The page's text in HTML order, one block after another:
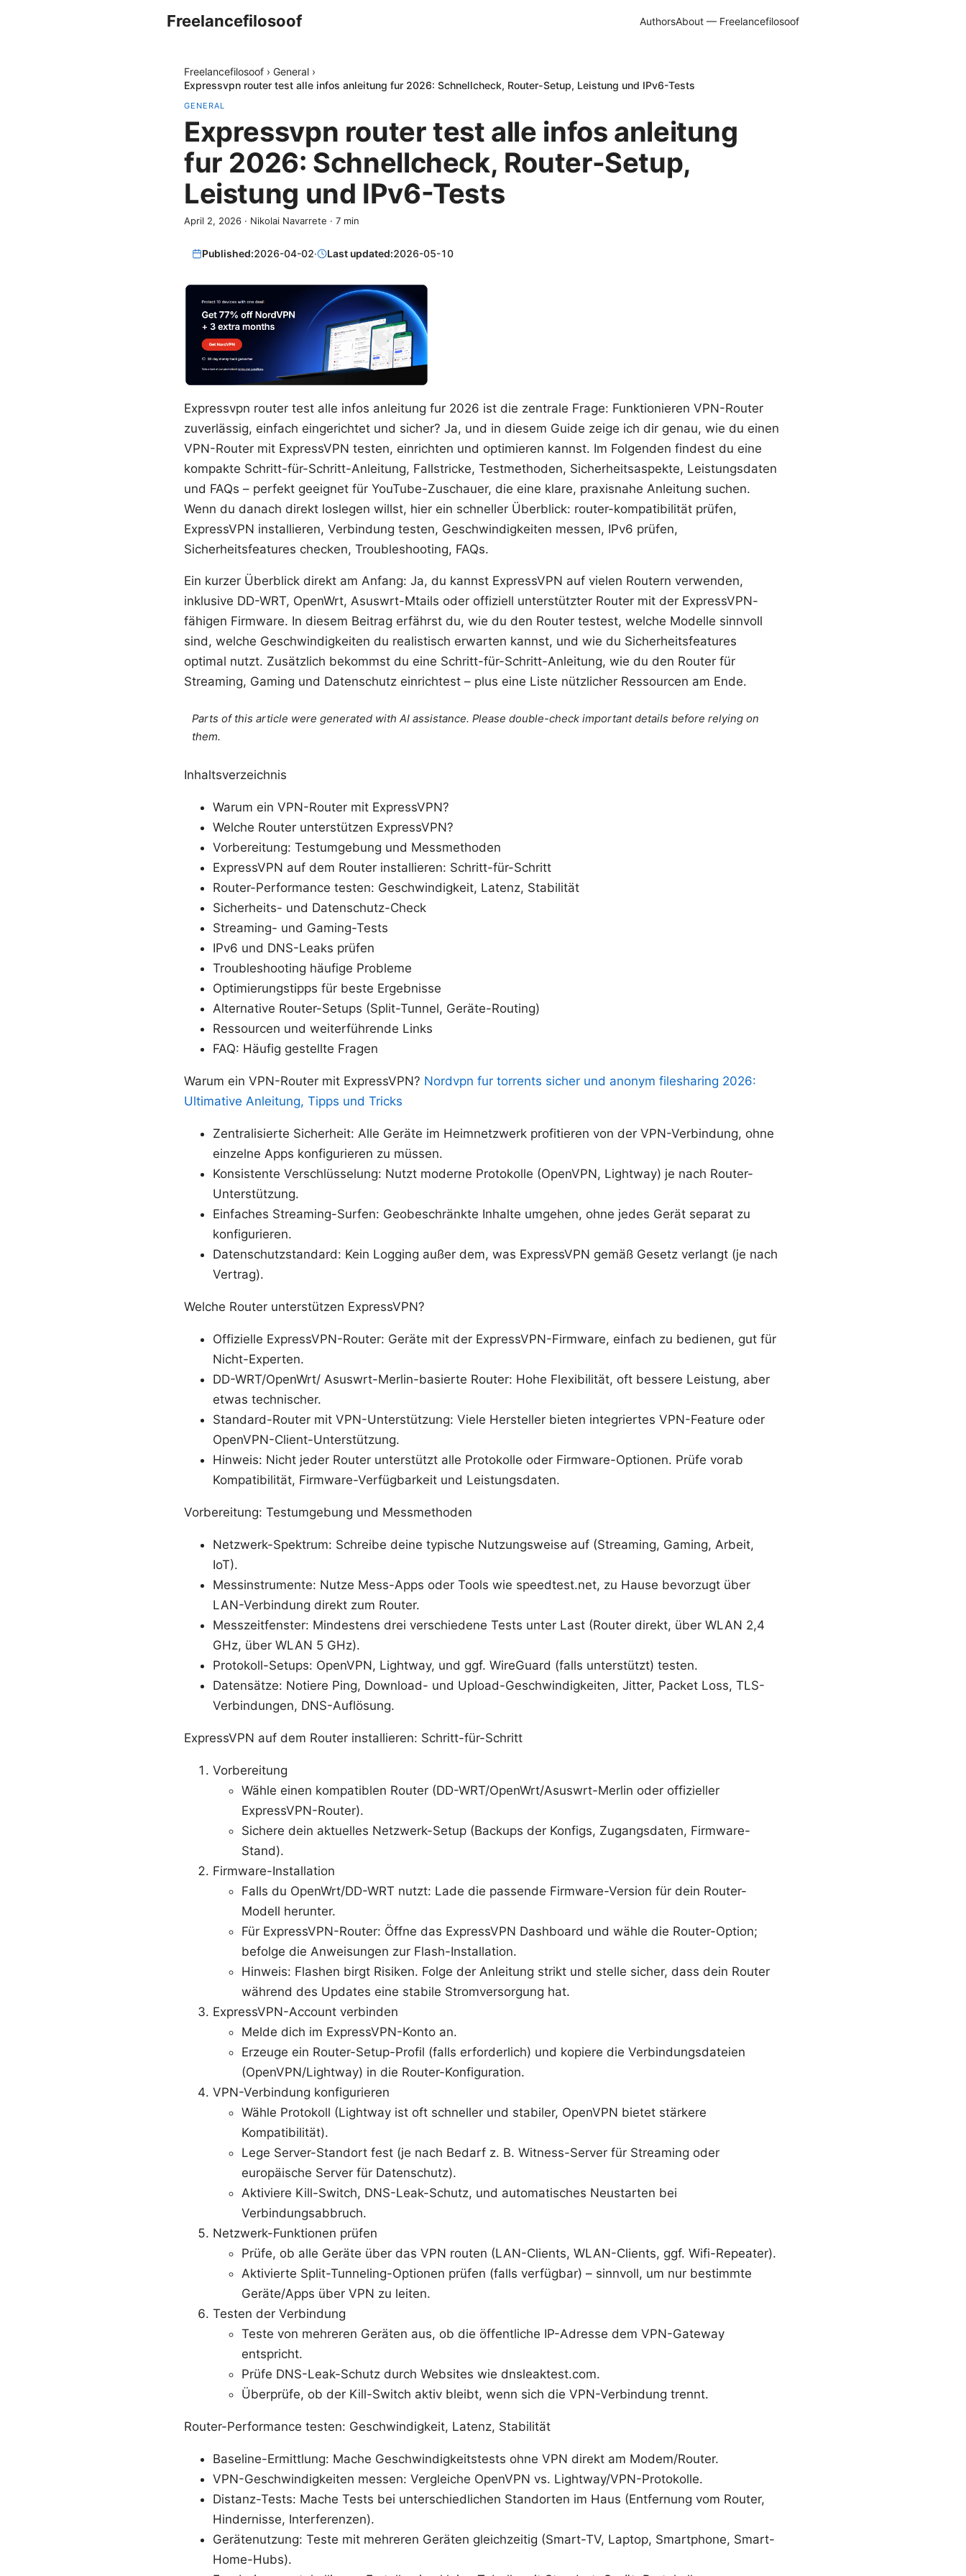
Freelancefilosoof AuthorsAbout — Freelancefilosoof
Freelancefilosoof › General ›
Expressvpn router test alle infos anleitung fur 2026: Schnellcheck, Router-Setup, Leistung und IPv6-Tests
GENERAL
Expressvpn router test alle infos anleitung
fur 2026: Schnellcheck, Router-Setup,
Leistung und IPv6-Tests
April 2, 2026 · Nikolai Navarrete · 7 min
Published:2026-04-02· Last updated:2026-05-10
Expressvpn router test alle infos anleitung fur 2026 ist die zentrale Frage: Funktionieren VPN-Router
zuverlässig, einfach eingerichtet und sicher? Ja, und in diesem Guide zeige ich dir genau, wie du einen
VPN-Router mit ExpressVPN testen, einrichten und optimieren kannst. Im Folgenden findest du eine
kompakte Schritt-für-Schritt-Anleitung, Fallstricke, Testmethoden, Sicherheitsaspekte, Leistungsdaten
und FAQs – perfekt geeignet für YouTube-Zuschauer, die eine klare, praxisnahe Anleitung suchen.
Wenn du danach direkt loslegen willst, hier ein schneller Überblick: router-kompatibilität prüfen,
ExpressVPN installieren, Verbindung testen, Geschwindigkeiten messen, IPv6 prüfen,
Sicherheitsfeatures checken, Troubleshooting, FAQs.
Ein kurzer Überblick direkt am Anfang: Ja, du kannst ExpressVPN auf vielen Routern verwenden,
inklusive DD-WRT, OpenWrt, Asuswrt-Mtails oder offiziell unterstützter Router mit der ExpressVPN-
fähigen Firmware. In diesem Beitrag erfährst du, wie du den Router testest, welche Modelle sinnvoll
sind, welche Geschwindigkeiten du realistisch erwarten kannst, und wie du Sicherheitsfeatures
optimal nutzt. Zusätzlich bekommst du eine Schritt-für-Schritt-Anleitung, wie du den Router für
Streaming, Gaming und Datenschutz einrichtest – plus eine Liste nützlicher Ressourcen am Ende.
Parts of this article were generated with AI assistance. Please double-check important details before relying on
them.
Inhaltsverzeichnis
Warum ein VPN-Router mit ExpressVPN?
Welche Router unterstützen ExpressVPN?
Vorbereitung: Testumgebung und Messmethoden
ExpressVPN auf dem Router installieren: Schritt-für-Schritt
Router-Performance testen: Geschwindigkeit, Latenz, Stabilität
Sicherheits- und Datenschutz-Check
Streaming- und Gaming-Tests
IPv6 und DNS-Leaks prüfen
Troubleshooting häufige Probleme
Optimierungstipps für beste Ergebnisse
Alternative Router-Setups (Split-Tunnel, Geräte-Routing)
Ressourcen und weiterführende Links
FAQ: Häufig gestellte Fragen
Warum ein VPN-Router mit ExpressVPN? Nordvpn fur torrents sicher und anonym filesharing 2026:
Ultimative Anleitung, Tipps und Tricks
Zentralisierte Sicherheit: Alle Geräte im Heimnetzwerk profitieren von der VPN-Verbindung, ohne
einzelne Apps konfigurieren zu müssen.
Konsistente Verschlüsselung: Nutzt moderne Protokolle (OpenVPN, Lightway) je nach Router-
Unterstützung.
Einfaches Streaming-Surfen: Geobeschränkte Inhalte umgehen, ohne jedes Gerät separat zu
konfigurieren.
Datenschutzstandard: Kein Logging außer dem, was ExpressVPN gemäß Gesetz verlangt (je nach
Vertrag).
Welche Router unterstützen ExpressVPN?
Offizielle ExpressVPN-Router: Geräte mit der ExpressVPN-Firmware, einfach zu bedienen, gut für
Nicht-Experten.
DD-WRT/OpenWrt/ Asuswrt-Merlin-basierte Router: Hohe Flexibilität, oft bessere Leistung, aber
etwas technischer.
Standard-Router mit VPN-Unterstützung: Viele Hersteller bieten integriertes VPN-Feature oder
OpenVPN-Client-Unterstützung.
Hinweis: Nicht jeder Router unterstützt alle Protokolle oder Firmware-Optionen. Prüfe vorab
Kompatibilität, Firmware-Verfügbarkeit und Leistungsdaten.
Vorbereitung: Testumgebung und Messmethoden
Netzwerk-Spektrum: Schreibe deine typische Nutzungsweise auf (Streaming, Gaming, Arbeit,
IoT).
Messinstrumente: Nutze Mess-Apps oder Tools wie speedtest.net, zu Hause bevorzugt über
LAN-Verbindung direkt zum Router.
Messzeitfenster: Mindestens drei verschiedene Tests unter Last (Router direkt, über WLAN 2,4
GHz, über WLAN 5 GHz).
Protokoll-Setups: OpenVPN, Lightway, und ggf. WireGuard (falls unterstützt) testen.
Datensätze: Notiere Ping, Download- und Upload-Geschwindigkeiten, Jitter, Packet Loss, TLS-
Verbindungen, DNS-Auflösung.
ExpressVPN auf dem Router installieren: Schritt-für-Schritt
Vorbereitung
Wähle einen kompatiblen Router (DD-WRT/OpenWrt/Asuswrt-Merlin oder offizieller
ExpressVPN-Router).
Sichere dein aktuelles Netzwerk-Setup (Backups der Konfigs, Zugangsdaten, Firmware-
Stand).
Firmware-Installation
Falls du OpenWrt/DD-WRT nutzt: Lade die passende Firmware-Version für dein Router-
Modell herunter.
Für ExpressVPN-Router: Öffne das ExpressVPN Dashboard und wähle die Router-Option;
befolge die Anweisungen zur Flash-Installation.
Hinweis: Flashen birgt Risiken. Folge der Anleitung strikt und stelle sicher, dass dein Router
während des Updates eine stabile Stromversorgung hat.
ExpressVPN-Account verbinden
Melde dich im ExpressVPN-Konto an.
Erzeuge ein Router-Setup-Profil (falls erforderlich) und kopiere die Verbindungsdateien
(OpenVPN/Lightway) in die Router-Konfiguration.
VPN-Verbindung konfigurieren
Wähle Protokoll (Lightway ist oft schneller und stabiler, OpenVPN bietet stärkere
Kompatibilität).
Lege Server-Standort fest (je nach Bedarf z. B. Witness-Server für Streaming oder
europäische Server für Datenschutz).
Aktiviere Kill-Switch, DNS-Leak-Schutz, und automatisches Neustarten bei
Verbindungsabbruch.
Netzwerk-Funktionen prüfen
Prüfe, ob alle Geräte über das VPN routen (LAN-Clients, WLAN-Clients, ggf. Wifi-Repeater).
Aktivierte Split-Tunneling-Optionen prüfen (falls verfügbar) – sinnvoll, um nur bestimmte
Geräte/Apps über VPN zu leiten.
Testen der Verbindung
Teste von mehreren Geräten aus, ob die öffentliche IP-Adresse dem VPN-Gateway
entspricht.
Prüfe DNS-Leak-Schutz durch Websites wie dnsleaktest.com.
Überprüfe, ob der Kill-Switch aktiv bleibt, wenn sich die VPN-Verbindung trennt.
Router-Performance testen: Geschwindigkeit, Latenz, Stabilität
Baseline-Ermittlung: Mache Geschwindigkeitstests ohne VPN direkt am Modem/Router.
VPN-Geschwindigkeiten messen: Vergleiche OpenVPN vs. Lightway/VPN-Protokolle.
Distanz-Tests: Mache Tests bei unterschiedlichen Standorten im Haus (Entfernung vom Router,
Hindernisse, Interferenzen).
Gerätenutzung: Teste mit mehreren Geräten gleichzeitig (Smart-TV, Laptop, Smartphone, Smart-
Home-Hubs).